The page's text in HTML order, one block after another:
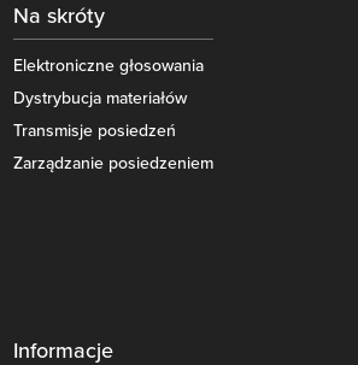
Na skróty
Elektroniczne głosowania
Dystrybucja materiałów
Transmisje posiedzeń
Zarządzanie posiedzeniem
Informacje